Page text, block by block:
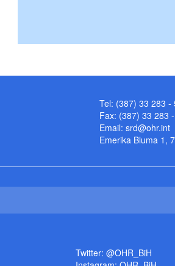
Tel: (387) 33 283 -
Fax: (387) 33 283
Email: srd@ohr.int
Emerika Bluma 1,
Twitter: @OHR_BiH